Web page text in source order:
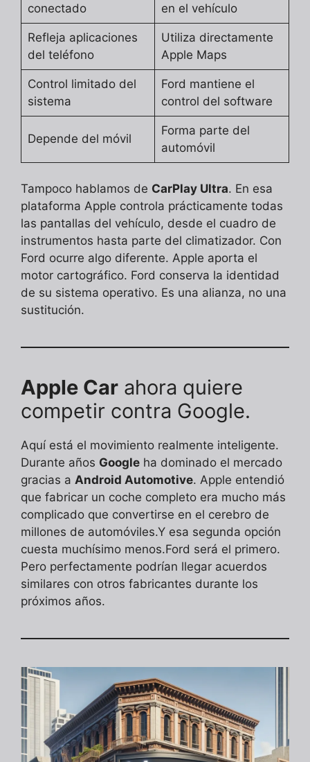
conectado
en el vehículo
Refleja aplicaciones
del teléfono
Utiliza directamente
Apple Maps
Control limitado del
sistema
Ford mantiene el
control del software
Depende del móvil
Forma parte del
automóvil
Tampoco hablamos de CarPlay Ultra. En esa
plataforma Apple controla prácticamente todas
las pantallas del vehículo, desde el cuadro de
instrumentos hasta parte del climatizador. Con
Ford ocurre algo diferente. Apple aporta el
motor cartográfico. Ford conserva la identidad
de su sistema operativo. Es una alianza, no una
sustitución.
Apple Car ahora quiere
competir contra Google.
Aquí está el movimiento realmente inteligente.
Durante años Google ha dominado el mercado
gracias a Android Automotive. Apple entendió
que fabricar un coche completo era mucho más
complicado que convertirse en el cerebro de
millones de automóviles.Y esa segunda opción
cuesta muchísimo menos.Ford será el primero.
Pero perfectamente podrían llegar acuerdos
similares con otros fabricantes durante los
próximos años.